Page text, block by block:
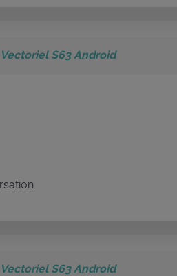
S63 Android
S63 Android